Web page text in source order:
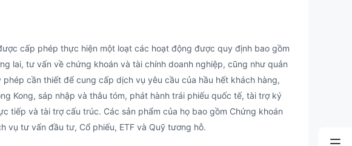
cấp phép thực hiện một loạt các hoạt động được quy định bao gồm
lai, tư vấn về chứng khoán và tài chính doanh nghiệp, cũng như quản
cần thiết để cung cấp dịch vụ yêu cầu của hầu hết khách hàng,
Kong, sáp nhập và thâu tóm, phát hành trái phiếu quốc tế, tài trợ ký
tiếp và tài trợ cấu trúc. Các sản phẩm của họ bao gồm Chứng khoán
vụ tư vấn đầu tư, Cổ phiếu, ETF và Quỹ tương hỗ.